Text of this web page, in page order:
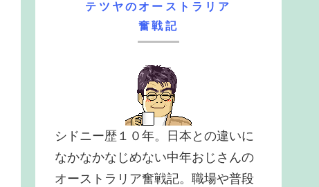
テツヤのオーストラリア
奮戦記
シドニー歴１０年。日本との違いに
なかなかなじめない中年おじさんの
オーストラリア奮戦記。職場や普段